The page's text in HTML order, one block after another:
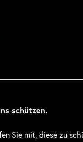
schützen.
Sie mit, diese zu